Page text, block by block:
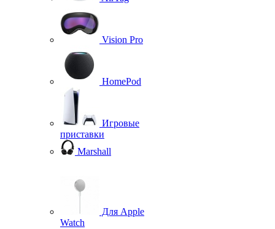
Vision Pro
HomePod
Игровые
приставки
Marshall
Для Apple
Watch